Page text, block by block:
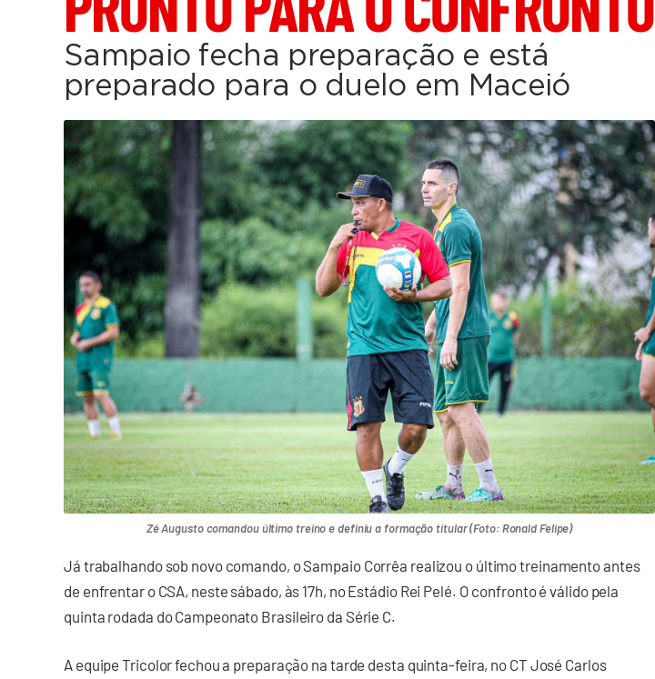
Sampaio fecha preparação e está
preparado para o duelo em Maceió
Zé Augusto comandou último treino e definiu a formação titular (Foto: Ronald Felipe)
Já trabalhando sob novo comando, o Sampaio Corrêa realizou o último treinamento antes
de enfrentar o CSA, neste sábado, às 17h, no Estádio Rei Pelé. O confronto é válido pela
quinta rodada do Campeonato Brasileiro da Série C.
A equipe Tricolor fechou a preparação na tarde desta quinta-feira, no CT José Carlos